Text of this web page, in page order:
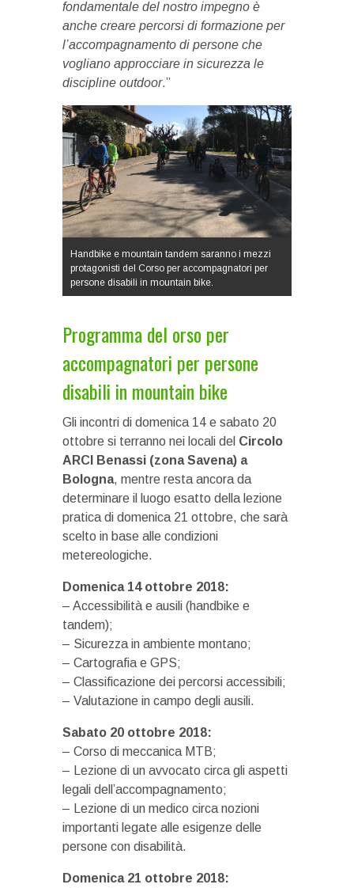
fondamentale del nostro impegno è
anche creare percorsi di formazione per
l’accompagnamento di persone che
vogliano approcciare in sicurezza le
discipline outdoor.”
Handbike e mountain tandem saranno i mezzi
protagonisti del Corso per accompagnatori per
persone disabili in mountain bike.
Programma del orso per
accompagnatori per persone
disabili in mountain bike
Gli incontri di domenica 14 e sabato 20
ottobre si terranno nei locali del Circolo
ARCI Benassi (zona Savena) a
Bologna, mentre resta ancora da
determinare il luogo esatto della lezione
pratica di domenica 21 ottobre, che sarà
scelto in base alle condizioni
metereologiche.
Domenica 14 ottobre 2018:
– Accessibilità e ausili (handbike e
tandem);
– Sicurezza in ambiente montano;
– Cartografia e GPS;
– Classificazione dei percorsi accessibili;
– Valutazione in campo degli ausili.
Sabato 20 ottobre 2018:
– Corso di meccanica MTB;
– Lezione di un avvocato circa gli aspetti
legali dell’accompagnamento;
– Lezione di un medico circa nozioni
importanti legate alle esigenze delle
persone con disabilità.
Domenica 21 ottobre 2018: